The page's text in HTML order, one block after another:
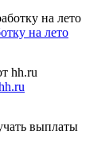
на лето